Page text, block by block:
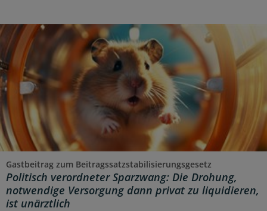
Gastbeitrag zum Beitragssatzstabilisierungsgesetz
Politisch verordneter Sparzwang: Die Drohung,
notwendige Versorgung dann privat zu liquidieren,
ist unärztlich